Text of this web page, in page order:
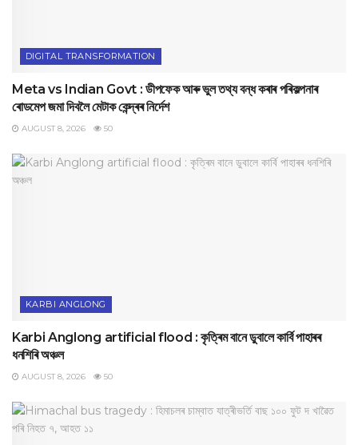
DIGITAL TRANSFORMATION
Meta vs Indian Govt : ডীপফেক আৰু ভুল তথ্য বন্ধ কৰাৰ পৰিকল্পনাৰ
ৰোডমেপ জমা দিবলৈ মেটাক কেন্দ্ৰৰ নিৰ্দেশ
AUGUST 8, 2026 50
KARBI ANGLONG
Karbi Anglong artificial flood : কৃত্ৰিম বানে ডুবালে কাৰ্বি পাহাৰৰ
ধনশিৰি অঞ্চল
AUGUST 8, 2026 50